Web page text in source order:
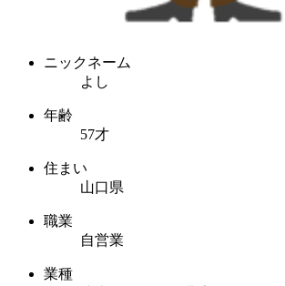
ニックネーム
よし
年齢
57才
住まい
山口県
職業
自営業
業種